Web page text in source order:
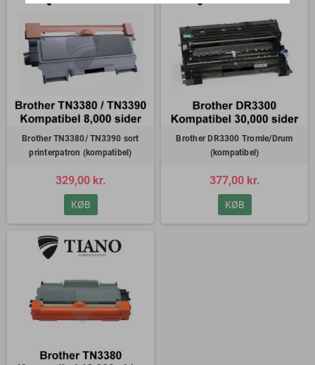
Brother TN3380/ TN3390 sort
printerpatron (kompatibel)
329,00 kr.
KØB
Brother DR3300 Tromle/Drum
(kompatibel)
377,00 kr.
KØB